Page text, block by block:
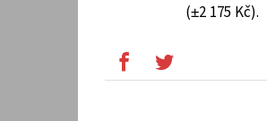
(±2 175 Kč).